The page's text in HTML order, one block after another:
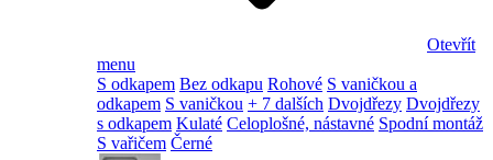
Otevřít
menu
S odkapem Bez odkapu Rohové S vaničkou a
odkapem S vaničkou + 7 dalších Dvojdřezy Dvojdřezy
s odkapem Kulaté Celoplošné, nástavné Spodní montáž
S vařičem Černé